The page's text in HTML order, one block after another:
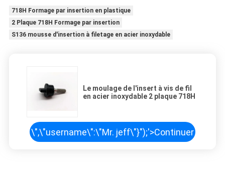
718H Formage par insertion en plastique
2 Plaque 718H Formage par insertion
S136 mousse d'insertion à filetage en acier inoxydable
Le moulage de l'insert à vis de fil
en acier inoxydable 2 plaque 718H
\",\"username\":\"Mr. jeff\"}");'>Continuer